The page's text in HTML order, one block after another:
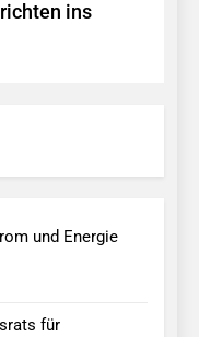
ins
und Energie
für